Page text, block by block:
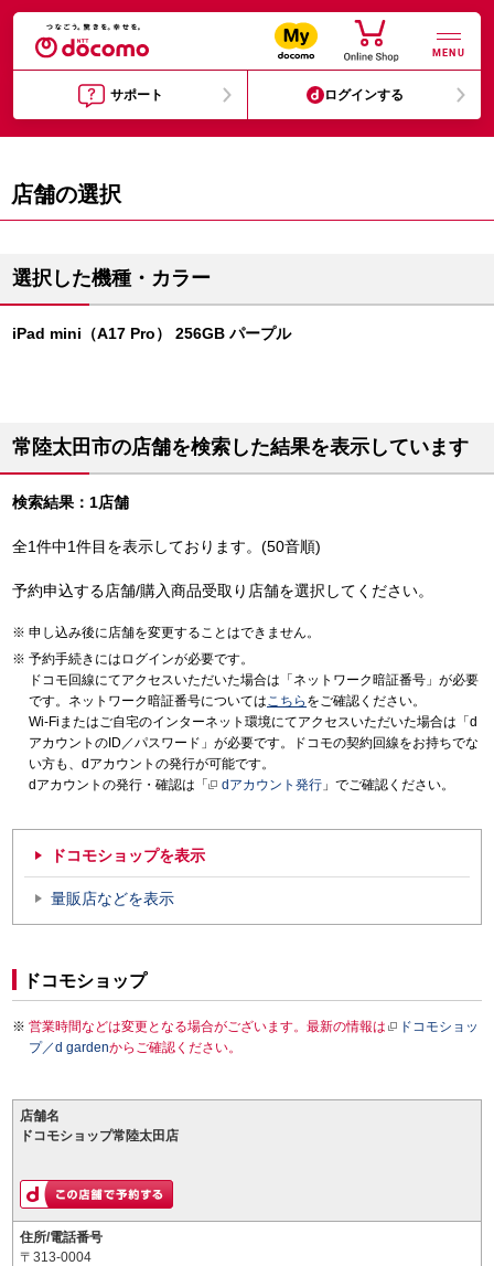
MENU
サポート ログインする
店舗の選択
選択した機種・カラー
iPad mini（A17 Pro） 256GB パープル
常陸太田市の店舗を検索した結果を表示しています
検索結果：1店舗
全1件中1件目を表示しております。(50音順)
予約申込する店舗/購入商品受取り店舗を選択してください。
申し込み後に店舗を変更することはできません。
予約手続きにはログインが必要です。
ドコモ回線にてアクセスいただいた場合は「ネットワーク暗証番号」が必要
です。ネットワーク暗証番号についてはこちら をご確認ください。
Wi-Fiまたはご自宅のインターネット環境にてアクセスいただいた場合は「d
アカウントのID／パスワード」が必要です。ドコモの契約回線をお持ちでな
い方も、dアカウントの発行が可能です。
dアカウントの発行・確認は「
dアカウント発行 」でご確認ください。
ドコモショップを表示
量販店などを表示
ドコモショップ
営業時間などは変更となる場合がございます。最新の情報は
ドコモショッ
プ／d gardenからご確認ください。
店舗名
ドコモショップ常陸太田店
住所/電話番号
〒313-0004